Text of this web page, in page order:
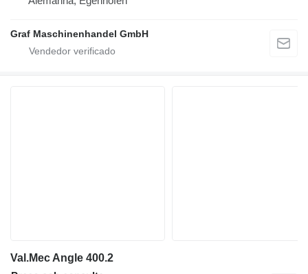
Graf Maschinenhandel GmbH
Val.Mec Angle 400.2